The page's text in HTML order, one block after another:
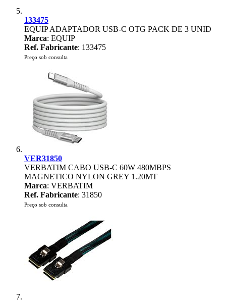
133475
EQUIP ADAPTADOR USB-C OTG PACK DE 3 UNID
Marca: EQUIP
Ref. Fabricante: 133475
Preço sob consulta
VER31850
VERBATIM CABO USB-C 60W 480MBPS
MAGNETICO NYLON GREY 1.20MT
Marca: VERBATIM
Ref. Fabricante: 31850
Preço sob consulta